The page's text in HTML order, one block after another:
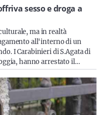
news, iscriviti alla
sesso e droga a
ma in realtà
all'interno di un
I Carabinieri di S.Agata di
hanno arrestato il…